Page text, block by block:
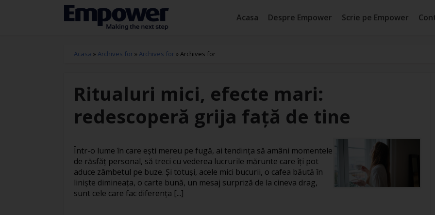
Acasa Despre Empower Scrie pe Empower
Acasa » Archives for» Archives for» Archives for
Ritualuri mici, efecte mari:
redescoperă grija față de tine
Într-o lume în care ești mereu pe fugă, ai tendința să amâni momentele
de răsfăț personal, să treci cu vederea lucrurile mărunte care îți pot
aduce zâmbetul pe buze. Și totuși, acele mici bucurii, o cafea băută în
liniște dimineața, o carte bună, un mesaj surpriză de la cineva drag,
sunt cele care fac diferența [...]